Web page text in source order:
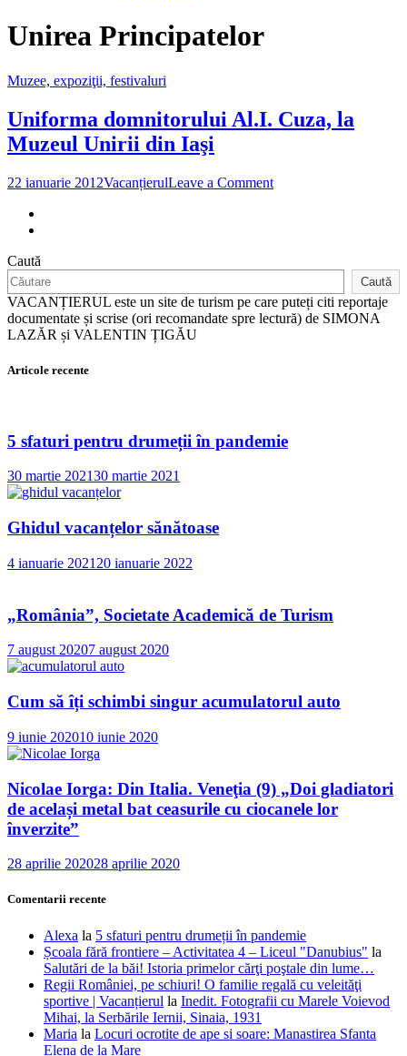
Unirea Principatelor
Muzee, expoziţii, festivaluri
Uniforma domnitorului Al.I. Cuza, la
Muzeul Unirii din Iaşi
22 ianuarie 2012VacanțierulLeave a Commenton
Unirii
din
Caută
Caută
VACANȚIERUL este un site de turism pe care puteți citi reportaje
documentate și scrise (ori recomandate spre lectură) de SIMONA
LAZĂR și VALENTIN ȚIGĂU
Articole recente
5 sfaturi pentru drumeții în pandemie
30 martie 202130 martie 2021
Ghidul vacanțelor sănătoase
4 ianuarie 2021 20 ianuarie 2022
„România”, Societate Academică de Turism
7 august 20207 august 2020
Cum să îți schimbi singur acumulatorul auto
9 iunie 202010 iunie 2020
Nicolae Iorga: Din Italia. Veneţia (9) „Doi gladiatori
de același metal bat ceasurile cu ciocanele lor
înverzite”
28 aprilie 202028 aprilie 2020
Comentarii recente
Alexa la 5 sfaturi pentru drumeții în pandemie
Școala fără frontiere – Activitatea 4 – Liceul "Danubius" la
Salutări de la băi! Istoria primelor cărţi poştale din lume…
Regii României, pe schiuri! O familie regală cu veleităţi
sportive | Vacanțierul la Inedit. Fotografii cu Marele Voievod
Mihai, la Serbările Iernii, Sinaia, 1931
Maria la Locuri ocrotite de ape si soare: Manastirea Sfanta
Elena de la Mare